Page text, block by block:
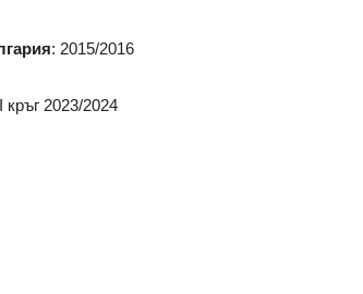
: 2015/2016
кръг 2023/2024